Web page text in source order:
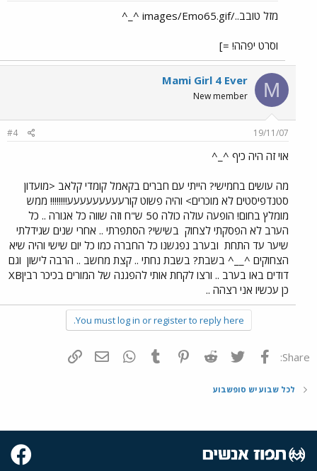
מזל טובב../images/Emo65.gif ^_^
וסרט יפהה! =]
M
Mami Girl 4 Ever
New member
19/11/07
#4
אוי זה היה כיף ^_^
מה עושים בחמישי? הייתי עם חברים בקאמל קומדי קלאב <מועדון
סטנדפיסטים לא מוכרים> והיה פשוט קורעעעעעעעעע!!!!!!!! ממש
מומלץ בחום! הופעה עולה כולה 50 ש"ח וזה שווה כל אגורה .. כל
הערב לא הפסקתי לצחוק בשישי? הסתפרתי .. אחרי שנים שגידלתי
שיער עד התחת ובערב נפגשנו כל החברה כמו כל יום שישי והיה שיא
הצחוקים ^__^ בשבת? בשבת נחתי .. קצת מחשב .. הרבה לישון וגם
דודים באו בערב .. ורצו לקחת אותי להפגנה של המורים בכיכר רביןXB
כן עכשיו אני רצהה ..
You must log in or register to reply here.
Share: פייסבוק Twitter
Reddit
Pinterest
Tumblr
WhatsAppדואר אלקטרוני
לכל שבוע יש סופשבוע